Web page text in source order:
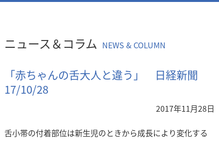
ニュース＆コラム NEWS & COLUMN
「赤ちゃんの舌大人と違う」 日経新聞
17/10/28
2017年11月28日
舌小帯の付着部位は新生児のときから成長により変化する